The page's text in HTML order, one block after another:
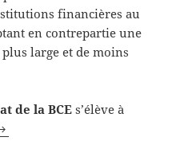
financières au
en contrepartie une
large et de moins
de la BCE s’élève à
de la BCE